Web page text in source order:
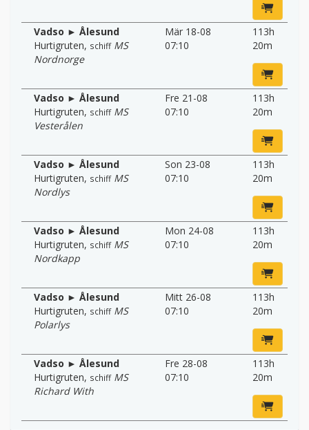
Vadso ► Ålesund
Hurtigruten, schiff MS
Nordnorge
Mär 18-08
07:10
113h
20m
Vadso ► Ålesund
Hurtigruten, schiff MS
Vesterålen
Fre 21-08
07:10
113h
20m
Vadso ► Ålesund
Hurtigruten, schiff MS
Nordlys
Son 23-08
07:10
113h
20m
Vadso ► Ålesund
Hurtigruten, schiff MS
Nordkapp
Mon 24-08
07:10
113h
20m
Vadso ► Ålesund
Hurtigruten, schiff MS
Polarlys
Mitt 26-08
07:10
113h
20m
Vadso ► Ålesund
Hurtigruten, schiff MS
Richard With
Fre 28-08
07:10
113h
20m